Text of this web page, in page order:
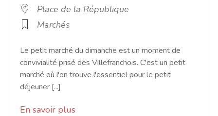
Place de la République
Marchés
Le petit marché du dimanche est un moment de
convivialité prisé des Villefranchois. C'est un petit
marché où l'on trouve l'essentiel pour le petit
déjeuner [...]
En savoir plus